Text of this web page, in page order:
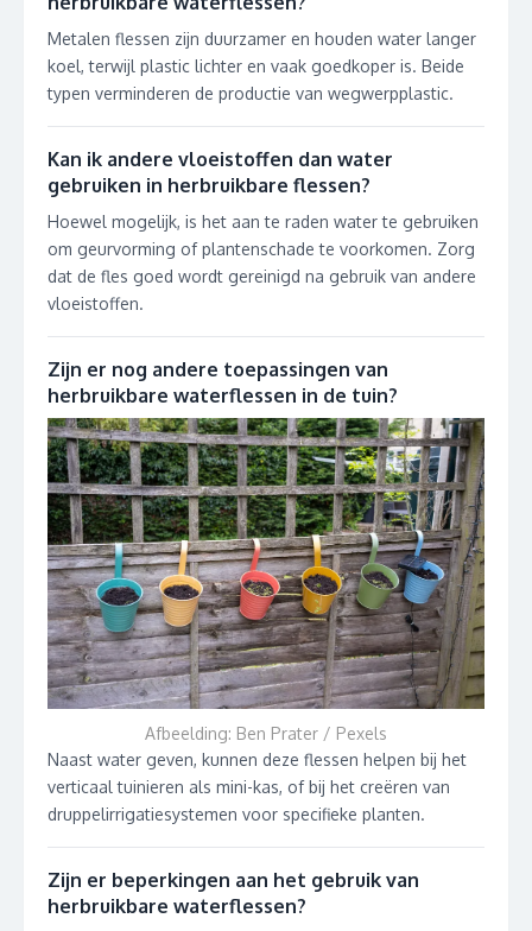
Metalen flessen zijn duurzamer en houden water langer
koel, terwijl plastic lichter en vaak goedkoper is. Beide
typen verminderen de productie van wegwerpplastic.
Kan ik andere vloeistoffen dan water
gebruiken in herbruikbare flessen?
Hoewel mogelijk, is het aan te raden water te gebruiken
om geurvorming of plantenschade te voorkomen. Zorg
dat de fles goed wordt gereinigd na gebruik van andere
vloeistoffen.
Zijn er nog andere toepassingen van
herbruikbare waterflessen in de tuin?
Afbeelding: Ben Prater / Pexels
Naast water geven, kunnen deze flessen helpen bij het
verticaal tuinieren als mini-kas, of bij het creëren van
druppelirrigatiesystemen voor specifieke planten.
Zijn er beperkingen aan het gebruik van
herbruikbare waterflessen?